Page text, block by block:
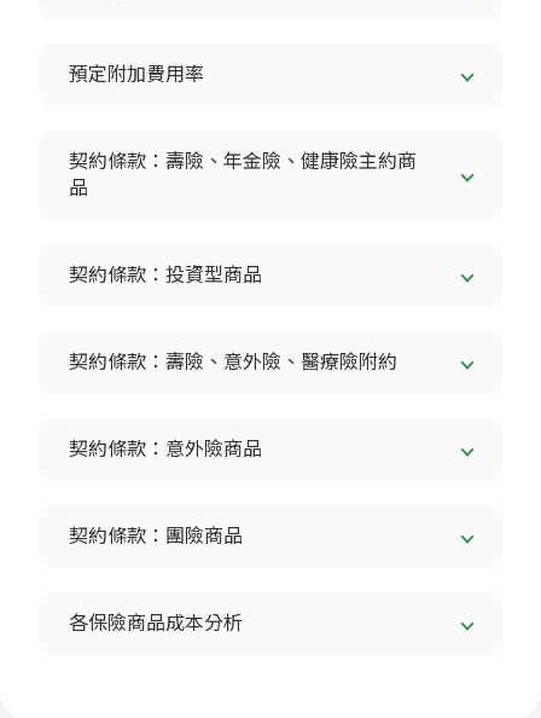
預定附加費用率
契約條款：壽險、年金險、健康險主約商
品
契約條款：投資型商品
契約條款：壽險、意外險、醫療險附約
契約條款：意外險商品
契約條款：團險商品
各保險商品成本分析